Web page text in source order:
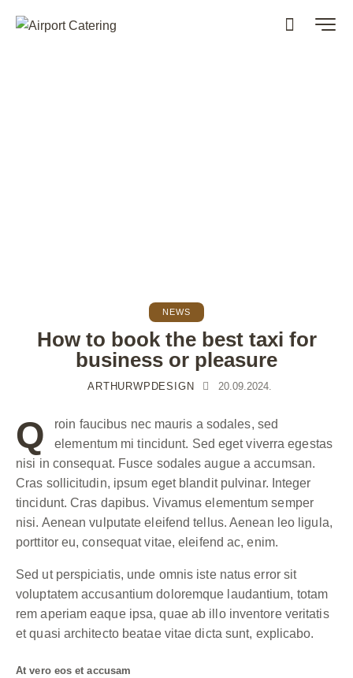
NEWS
How to book the best taxi for
business or pleasure
ARTHURWPDESIGN 20.09.2024.
Q
roin faucibus nec mauris a sodales, sed
elementum mi tincidunt. Sed eget viverra egestas
nisi in consequat. Fusce sodales augue a accumsan.
Cras sollicitudin, ipsum eget blandit pulvinar. Integer
tincidunt. Cras dapibus. Vivamus elementum semper
nisi. Aenean vulputate eleifend tellus. Aenean leo ligula,
porttitor eu, consequat vitae, eleifend ac, enim.
Sed ut perspiciatis, unde omnis iste natus error sit
voluptatem accusantium doloremque laudantium, totam
rem aperiam eaque ipsa, quae ab illo inventore veritatis
et quasi architecto beatae vitae dicta sunt, explicabo.
At vero eos et accusam